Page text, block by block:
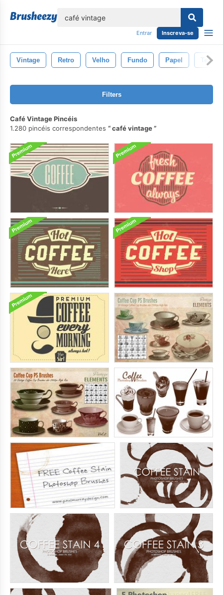
Entrar Inscreva-se
Vintage Retro Velho Fundo Papel Textura
Filters
Café Vintage Pincéis
1.280 pincéis correspondentes
café vintage